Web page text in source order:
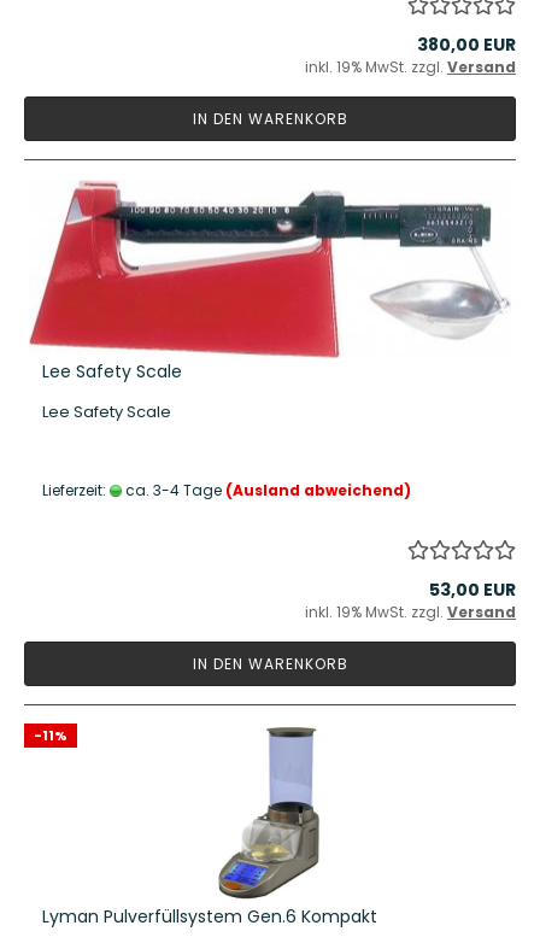
380,00 EUR
inkl. 19% MwSt. zzgl. Versand
IN DEN WARENKORB
Lee Safety Scale
Lee Safety Scale
Lieferzeit: ca. 3-4 Tage (Ausland abweichend)
53,00 EUR
inkl. 19% MwSt. zzgl. Versand
IN DEN WARENKORB
-11%
Lyman Pulverfüllsystem Gen.6 Kompakt